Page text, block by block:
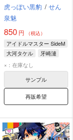
虎っぽい黒豹 / せん
泉魅
850 円 （税込）
アイドルマスター SideM
大河タケル
牙崎漣
円城寺道流
×：在庫なし
サンプル
再販希望